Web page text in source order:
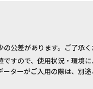
公差があります。ご了承く
すので、使用状況・環境に
ーターがご入用の際は、別